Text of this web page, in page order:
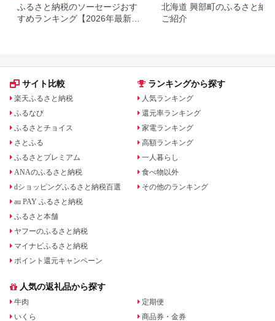
ふるさと納税のソーセージおす
すめランキング【2026年最新
北海道 興部町のふるさと納
ご紹介
サイト比較
楽天ふるさと納税
ふるなび
ふるさとチョイス
さとふる
ふるさとプレミアム
ANAのふるさと納税
dショッピングふるさと納税百選
au PAY ふるさと納税
ふるさと本舗
ヤフーのふるさと納税
マイナビふるさと納税
ポイント還元キャンペーン
ランキングから探す
人気ランキング
還元率ランキング
家電ランキング
高額ランキング
一人暮らし
食べ物以外
その他のランキング
人気の返礼品から探す
牛肉
いくら
定期便
商品券・金券